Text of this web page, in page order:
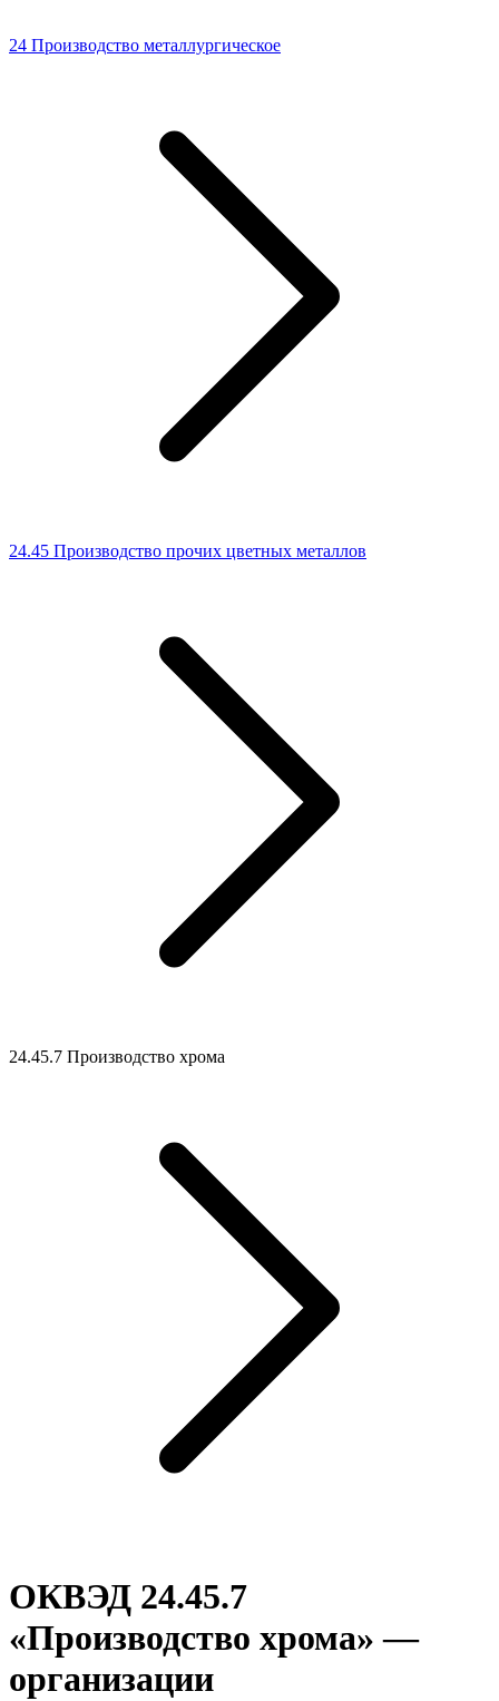
24 Производство металлургическое
24.45 Производство прочих цветных металлов
24.45.7 Производство хрома
ОКВЭД 24.45.7
«Производство хрома» —
организации